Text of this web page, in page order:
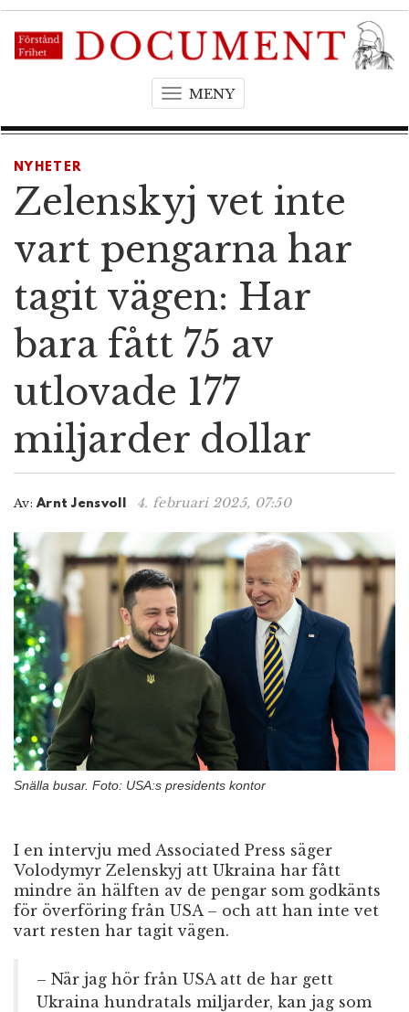
MENYT
g
e
a
g
a
t
i
NYHETER
Zelenskyj vet inte
vart pengarna har
tagit vägen: Har
bara fått 75 av
utlovade 177
miljarder dollar
Av: Arnt Jensvoll 4. februari 2025, 07:50
Snälla busar. Foto: USA:s presidents kontor
I en intervju med Associated Press säger
Volodymyr Zelenskyj att Ukraina har fått
mindre än hälften av de pengar som godkänts
för överföring från USA – och att han inte vet
vart resten har tagit vägen.
– När jag hör från USA att de har gett
Ukraina hundratals miljarder, kan jag som